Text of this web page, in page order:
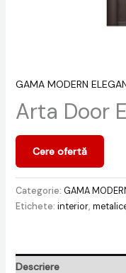
GAMA MODERN
Arta Door
Cere ofertă
Categorie: GAMA
Etichete: interior,
Descriere